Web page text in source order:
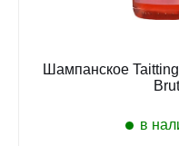
Шампанское
Brut
в